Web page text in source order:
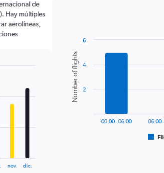
de
Hay múltiples
aerolíneas,
nov. dic.
chart
with
bars.
The
Chart
graphic.
Number of flights
00:00 - 06:00 06:00
2
4
6